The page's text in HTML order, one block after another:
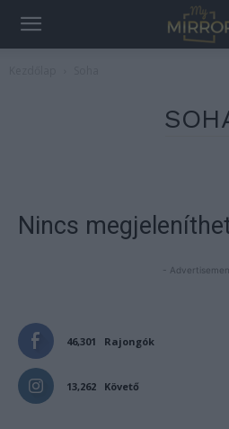
Nincs
-
46,301 Rajongók
13,262 Követő